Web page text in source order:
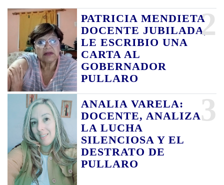
2
PATRICIA MENDIETA
DOCENTE JUBILADA,
LE ESCRIBIO UNA
CARTA AL
GOBERNADOR
PULLARO
3
ANALIA VARELA:
DOCENTE, ANALIZA
LA LUCHA
SILENCIOSA Y EL
DESTRATO DE
PULLARO